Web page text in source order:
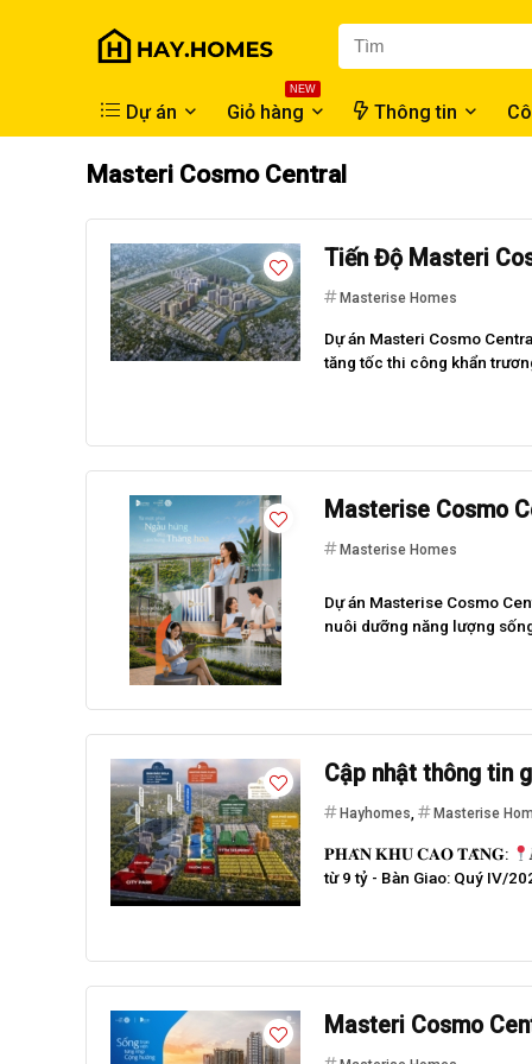
Dự án
NEW
Giỏ hàng Thông tin
Masteri Cosmo Central
Tiến Độ Masteri
Masterise Homes
Dự án Masteri Cosmo
tăng tốc thi công khẩn
Masterise Cosmo
Masterise Homes
Dự án Masterise Cosmo
nuôi dưỡng năng lượng
Cập nhật thông tin
Hayhomes, Masterise
𝐏𝐇𝐀̂𝐍 𝐊𝐇𝐔 𝐂𝐀𝐎 𝐓𝐀̂̀𝐍𝐆:
từ 9 tỷ - Bàn Giao: Quý IV/
Masteri Cosmo